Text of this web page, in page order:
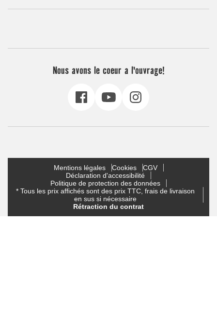
Nous avons le coeur a l'ouvrage!
Mentions légales Cookies
CGV
Déclaration d'accessibilité
Politique de protection des données
* Tous les prix affichés sont des prix TTC, frais de livraison
en sus si nécessaire
Rétraction du contrat